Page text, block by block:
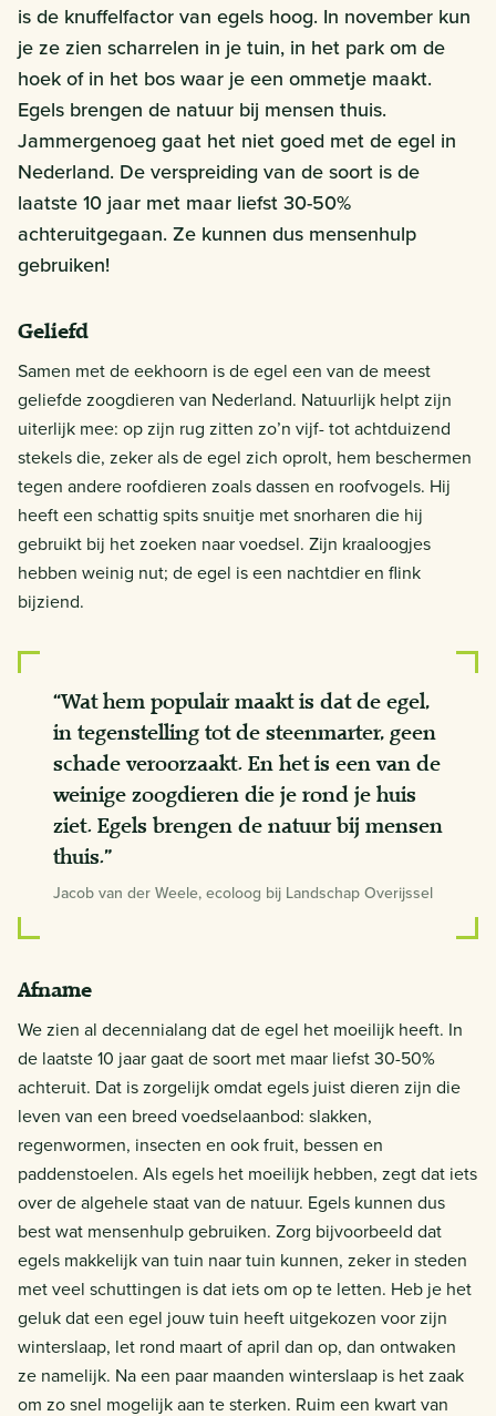
is de knuffelfactor van egels hoog. In november kun
je ze zien scharrelen in je tuin, in het park om de
hoek of in het bos waar je een ommetje maakt.
Egels brengen de natuur bij mensen thuis.
Jammergenoeg gaat het niet goed met de egel in
Nederland. De verspreiding van de soort is de
laatste 10 jaar met maar liefst 30-50%
achteruitgegaan. Ze kunnen dus mensenhulp
gebruiken!
Geliefd
Samen met de eekhoorn is de egel een van de meest
geliefde zoogdieren van Nederland. Natuurlijk helpt zijn
uiterlijk mee: op zijn rug zitten zo’n vijf- tot achtduizend
stekels die, zeker als de egel zich oprolt, hem beschermen
tegen andere roofdieren zoals dassen en roofvogels. Hij
heeft een schattig spits snuitje met snorharen die hij
gebruikt bij het zoeken naar voedsel. Zijn kraaloogjes
hebben weinig nut; de egel is een nachtdier en flink
bijziend.
“Wat hem populair maakt is dat de egel,
in tegenstelling tot de steenmarter, geen
schade veroorzaakt. En het is een van de
weinige zoogdieren die je rond je huis
ziet. Egels brengen de natuur bij mensen
thuis.”
Jacob van der Weele, ecoloog bij Landschap Overijssel
Afname
We zien al decennialang dat de egel het moeilijk heeft. In
de laatste 10 jaar gaat de soort met maar liefst 30-50%
achteruit. Dat is zorgelijk omdat egels juist dieren zijn die
leven van een breed voedselaanbod: slakken,
regenwormen, insecten en ook fruit, bessen en
paddenstoelen. Als egels het moeilijk hebben, zegt dat iets
over de algehele staat van de natuur. Egels kunnen dus
best wat mensenhulp gebruiken. Zorg bijvoorbeeld dat
egels makkelijk van tuin naar tuin kunnen, zeker in steden
met veel schuttingen is dat iets om op te letten. Heb je het
geluk dat een egel jouw tuin heeft uitgekozen voor zijn
winterslaap, let rond maart of april dan op, dan ontwaken
ze namelijk. Na een paar maanden winterslaap is het zaak
om zo snel mogelijk aan te sterken. Ruim een kwart van